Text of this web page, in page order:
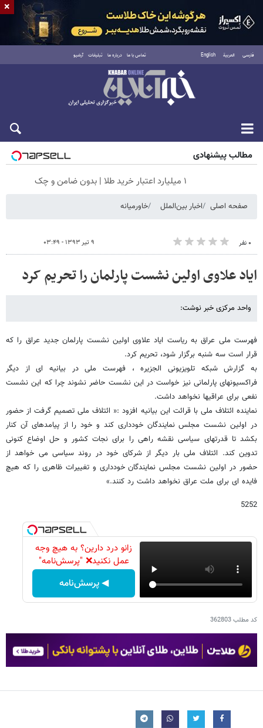
فارسی العربية English تماس با ما درباره ما تبلیغات آرشیو
پنجشنبه ۱۵ مرداد ۱۴۰۵
مطالب پیشنهادی
۱ میلیارد اعتبار خرید طلا | بدون ضامن و چک
صفحه اصلی اخبار بین‌الملل خاورمیانه
۰ نفر ۹ تیر ۱۳۹۳ - ۰۳:۴۹
ایاد علاوی اولین نشست پارلمان را تحریم کرد
واحد مرکزی خبر نوشت:
فهرست ملی عراق به ریاست ایاد علاوی اولین نشست پارلمان جدید عراق را که
قرار است سه شنبه برگزار شود، تحریم کرد.
به گزارش شبکه تلویزیونی الجزیره ، فهرست ملی در بیانیه ای از دیگر
فراکسیونهای پارلمانی نیز خواست در این نشست حاضر نشوند چرا که این نشست
نفعی برای عراقیها نخواهد داشت.
نماینده ائتلاف ملی با قرائت این بیانیه افزود :« ائتلاف ملی تصمیم گرفت از حضور
در اولین نشست مجلس نمایندگان خودداری کند و خود را از پیامدهای آن کنار
بکشد تا قدرتهای سیاسی نقشه راهی را برای نجات کشور و حل اوضاع کنونی
تدوین کند. ائتلاف ملی بار دیگر از شرکای خود در روند سیاسی می خواهد از
حضور در اولین نشست مجلس نمایندگان خودداری و تغییرات ظاهری را که هیچ
فایده ای برای ملت عراق نخواهد داشت رد کنند.»
5252
زانو درد دارین؟ به هیچ وجه
عمل نکنید❌ "پرسش‌نامه"
◀ پرسش‌نامه
کد مطلب362803
×